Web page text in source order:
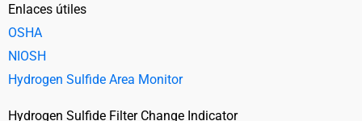
Enlaces útiles
OSHA
NIOSH
Hydrogen Sulfide Area Monitor
Hydrogen Sulfide Filter Change Indicator